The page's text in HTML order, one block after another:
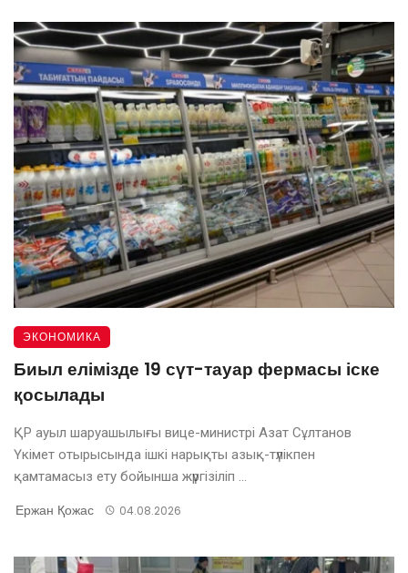
ЭКОНОМИКА
Биыл елімізде 19 сүт-тауар фермасы іске
қосылады
ҚР ауыл шаруашылығы вице-министрі Азат Сұлтанов
Үкімет отырысында ішкі нарықты азық-түлікпен
қамтамасыз ету бойынша жүргізіліп ...
Ержан Қожас 04.08.2026